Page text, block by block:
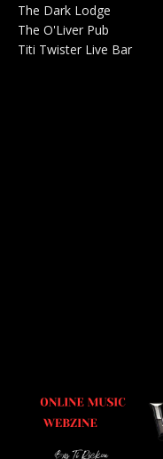
The Dark Lodge
The O'Liver Pub
Titi Twister Live Bar